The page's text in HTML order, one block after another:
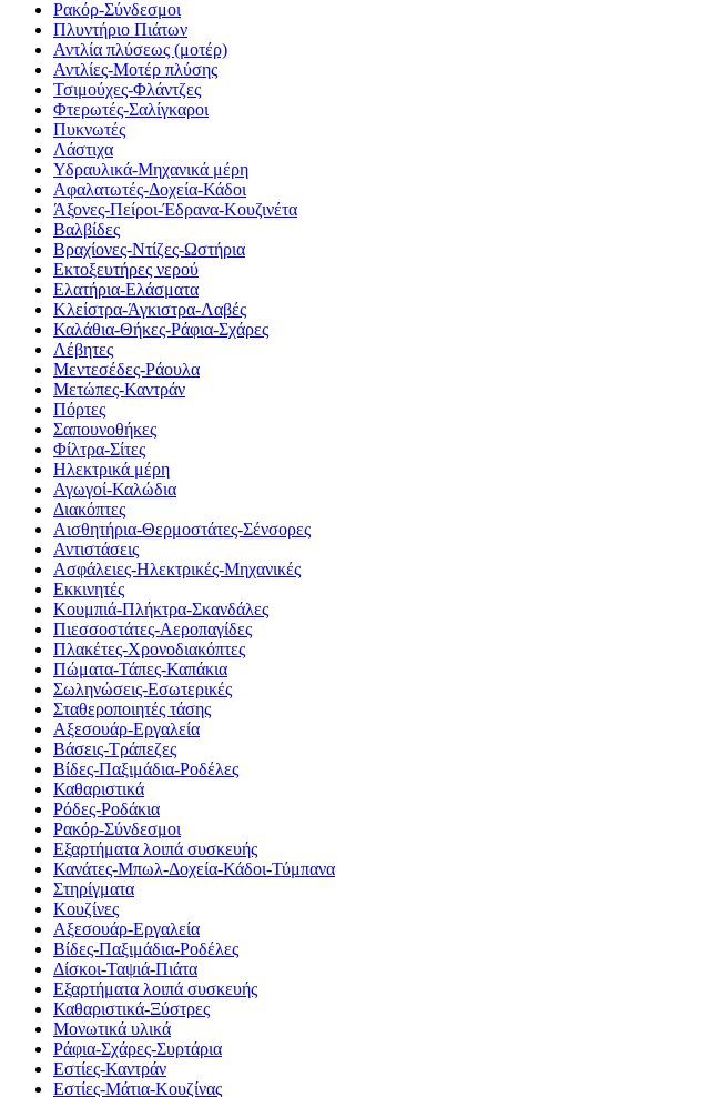
Ρακόρ-Σύνδεσμοι
Πλυντήριο Πιάτων
Αντλία πλύσεως (μοτέρ)
Αντλίες-Μοτέρ πλύσης
Τσιμούχες-Φλάντζες
Φτερωτές-Σαλίγκαροι
Πυκνωτές
Λάστιχα
Υδραυλικά-Mηχανικά μέρη
Αφαλατωτές-Δοχεία-Κάδοι
Άξονες-Πείροι-Έδρανα-Κουζινέτα
Βαλβίδες
Βραχίονες-Ντίζες-Ωστήρια
Εκτοξευτήρες νερού
Ελατήρια-Ελάσματα
Κλείστρα-Άγκιστρα-Λαβές
Καλάθια-Θήκες-Ράφια-Σχάρες
Λέβητες
Μεντεσέδες-Ράουλα
Μετώπες-Καντράν
Πόρτες
Σαπουνοθήκες
Φίλτρα-Σίτες
Ηλεκτρικά μέρη
Αγωγοί-Καλώδια
Διακόπτες
Αισθητήρια-Θερμοστάτες-Σένσορες
Αντιστάσεις
Ασφάλειες-Ηλεκτρικές-Μηχανικές
Εκκινητές
Κουμπιά-Πλήκτρα-Σκανδάλες
Πιεσσοστάτες-Αεροπαγίδες
Πλακέτες-Χρονοδιακόπτες
Πώματα-Τάπες-Καπάκια
Σωληνώσεις-Εσωτερικές
Σταθεροποιητές τάσης
Αξεσουάρ-Εργαλεία
Βάσεις-Τράπεζες
Βίδες-Παξιμάδια-Ροδέλες
Καθαριστικά
Ρόδες-Ροδάκια
Ρακόρ-Σύνδεσμοι
Εξαρτήματα λοιπά συσκευής
Κανάτες-Μπωλ-Δοχεία-Κάδοι-Τύμπανα
Στηρίγματα
Κουζίνες
Αξεσουάρ-Εργαλεία
Βίδες-Παξιμάδια-Ροδέλες
Δίσκοι-Ταψιά-Πιάτα
Εξαρτήματα λοιπά συσκευής
Καθαριστικά-Ξύστρες
Μονωτικά υλικά
Ράφια-Σχάρες-Συρτάρια
Εστίες-Καντράν
Εστίες-Μάτια-Κουζίνας